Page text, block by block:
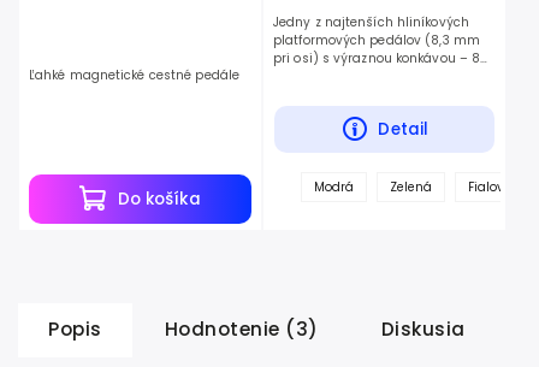
Do košíka
Ľahké magnetické cestné pedále
Detail
Jedny z najtenších hliníkových
platformových pedálov (8,3 mm
pri osi) s výraznou konkávou – 8
Modrá Zelená Fialová
Popis Hodnotenie (3) Diskusia